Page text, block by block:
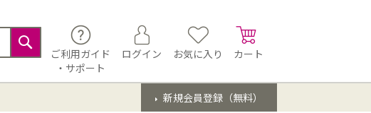
検
ご利用ガイド
・サポート
ログイン お気に入り カート
新規会員登録（無料）